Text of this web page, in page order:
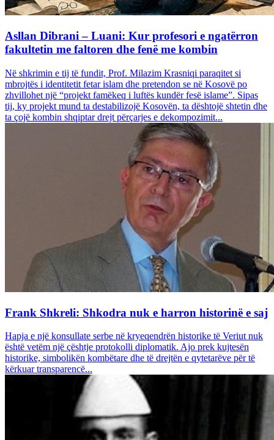
Asllan Dibrani – Luani: Kur profesori e ngatërron
fakultetin me faltoren dhe fenë me kombin
Në shkrimin e tij të fundit, Prof. Milazim Krasniqi paraqitet si
mbrojtës i identitetit fetar islam dhe pretendon se në Kosovë po
zhvillohet një “projekt famëkeq i luftës kundër fesë islame”. Sipas
tij, ky projekt mund ta destabilizojë Kosovën, ta dështojë shtetin dhe
ta çojë kombin shqiptar drejt përçarjes e dekompozimit...
Frank Shkreli: Shkodra nuk e harron historinë e saj
Hapja e një konsullate serbe në kryeqendrën historike të Veriut nuk
është vetëm një çështje protokolli diplomatik. Ajo prek kujtesën
historike, simbolikën kombëtare dhe të drejtën e qytetarëve për të
kërkuar transparencë...